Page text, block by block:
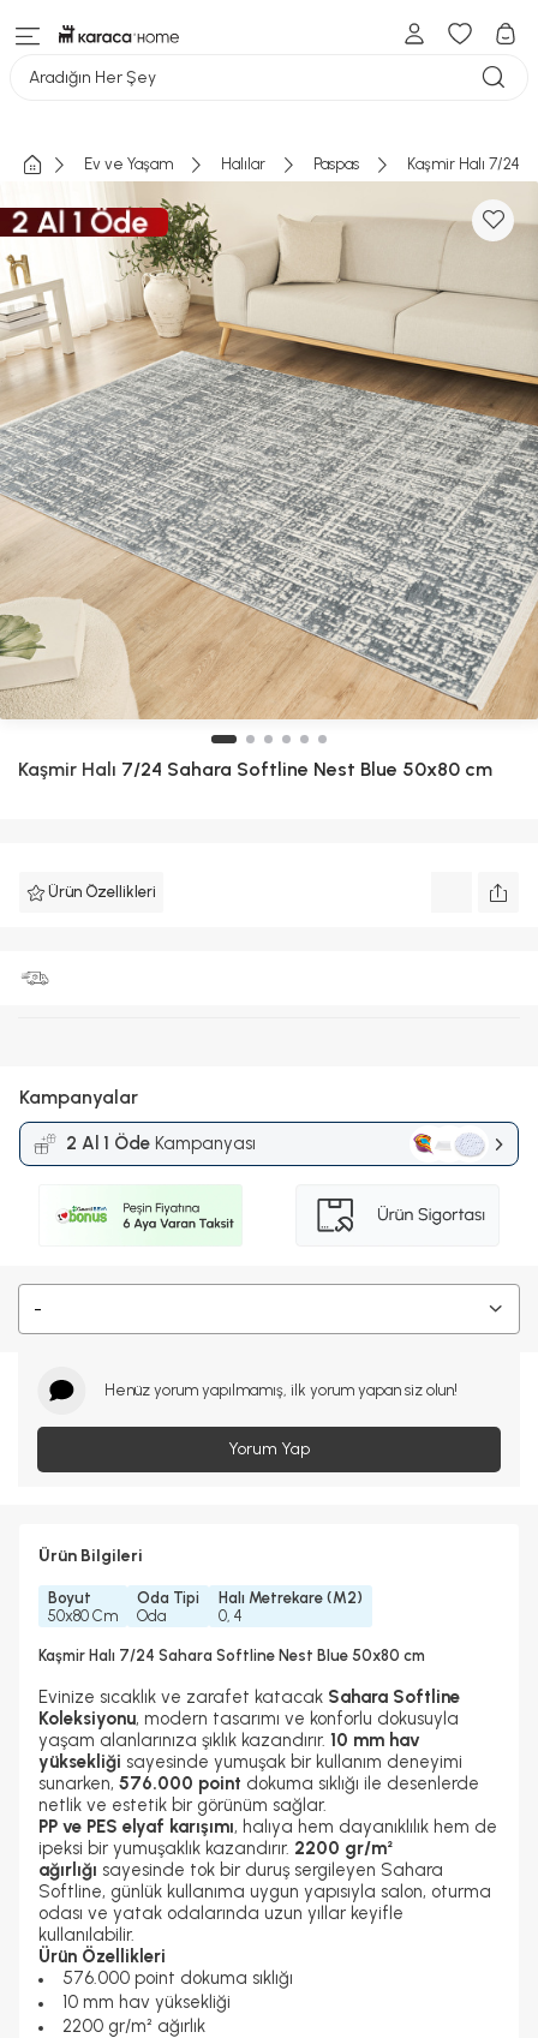
Aradığın Her Şey
Ev ve Yaşam Halılar Paspas Kaşmir Halı 7/24
Kaşmir Halı 7/24 Sahara Softline Nest Blue 50x80 cm
Ürün Özellikleri
Kampanyalar
2 Al 1 Öde Kampanyası
-
Henüz yorum yapılmamış, ilk yorum yapan siz olun!
Yorum Yap
Ürün Bilgileri
Boyut
50x80 Cm
Oda Tipi
Oda
Halı Metrekare (M2)
0, 4
Kaşmir Halı 7/24 Sahara Softline Nest Blue 50x80 cm
Evinize sıcaklık ve zarafet katacak Sahara Softline
Koleksiyonu, modern tasarımı ve konforlu dokusuyla
yaşam alanlarınıza şıklık kazandırır. 10 mm hav
yüksekliği sayesinde yumuşak bir kullanım deneyimi
sunarken, 576.000 point dokuma sıklığı ile desenlerde
netlik ve estetik bir görünüm sağlar.
PP ve PES elyaf karışımı, halıya hem dayanıklılık hem de
ipeksi bir yumuşaklık kazandırır. 2200 gr/m²
ağırlığı sayesinde tok bir duruş sergileyen Sahara
Softline, günlük kullanıma uygun yapısıyla salon, oturma
odası ve yatak odalarında uzun yıllar keyifle
kullanılabilir.
Ürün Özellikleri
576.000 point dokuma sıklığı
10 mm hav yüksekliği
2200 gr/m² ağırlık